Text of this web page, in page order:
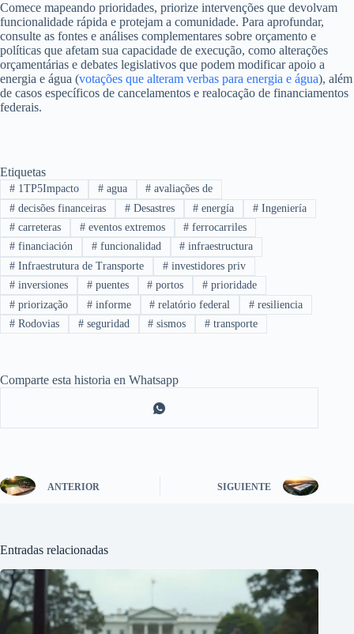
Comece mapeando prioridades, priorize intervenções que devolvam
funcionalidade rápida e protejam a comunidade. Para aprofundar,
consulte as fontes e análises complementares sobre orçamento e
políticas que afetam sua capacidade de execução, como alterações
orçamentárias e debates legislativos que podem modificar apoio a
energia e água (votações que alteram verbas para energia e água), além
de casos específicos de cancelamentos e realocação de financiamentos
federais.
Etiquetas
#1TP5Impacto #agua # avaliações de
#decisões financeiras #Desastres # energía # Ingeniería
#carreteras #eventos extremos # ferrocarriles
#financiación #funcionalidad # infraestructura
#Infraestrutura de Transporte #investidores priv
#inversiones #puentes # portos # prioridade
#priorização #informe # relatório federal # resiliencia
#Rodovias #seguridad # sismos # transporte
Comparte esta historia en Whatsapp
ANTERIOR SIGUIENTE
Entradas relacionadas